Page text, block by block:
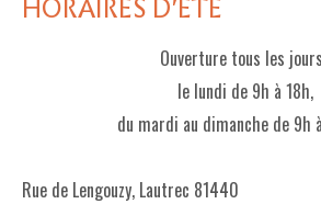
HORAIRES D'ÉTÉ
Ouverture tous les
le lundi de 9h à 18h,
du mardi au dimanche de 9h
Rue de Lengouzy, Lautrec 81440